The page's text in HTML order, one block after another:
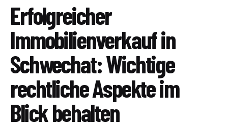
Erfolgreicher
Immobilienverkauf in
Schwechat: Wichtige
rechtliche Aspekte im
Blick behalten